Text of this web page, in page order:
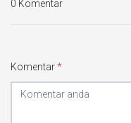
0 Komentar
Komentar*